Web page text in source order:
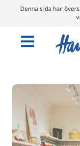
Denna sida har